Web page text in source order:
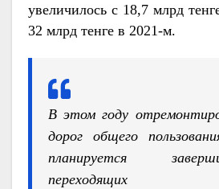
увеличилось с 18,7 млрд
32 млрд тенге в 2021-м.
В этом году
дорог общего
планируется
переходящих